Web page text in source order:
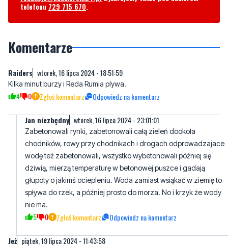
telefonu 729 715 670.
Komentarze
Raiders wtorek, 16 lipca 2024 - 18:51:59
Kilka minut burzy i Reda Rumia plywa.
4 0 Zgłoś komentarz Odpowiedz na komentarz
Jan niezbędny wtorek, 16 lipca 2024 - 23:01:01
Zabetonowali rynki, zabetonowali całą zieleń dookoła
chodników, rowy przy chodnikach i drogach odprowadzajace
wodę też zabetonowali, wszystko wybetonowali później się
dziwią, mierzą temperaturę w betonowej puszce i gadają
głupoty o jakimś ociepleniu. Woda zamiast wsiąkać w ziemię to
spływa do rzek, a później prosto do morza. No i krzyk że wody
nie ma.
5 0 Zgłoś komentarz Odpowiedz na komentarz
Jeż piątek, 19 lipca 2024 - 11:43:58